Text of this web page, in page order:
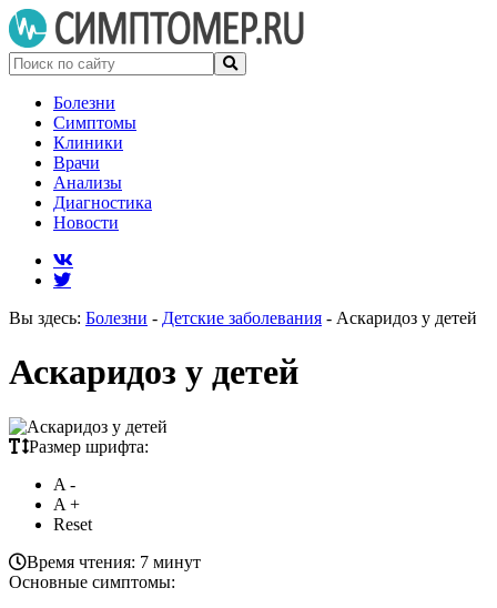
Болезни
Симптомы
Клиники
Врачи
Анализы
Диагностика
Новости
Вы здесь: Болезни - Детские заболевания - Аскаридоз у детей
Аскаридоз у детей
Размер шрифта:
A -
A +
Reset
Время чтения: 7 минут
Основные симптомы: